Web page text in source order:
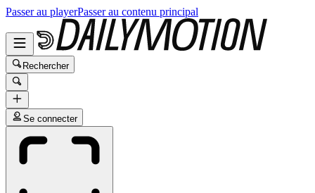
Passer au playerPasser au contenu principal
Rechercher
Se connecter